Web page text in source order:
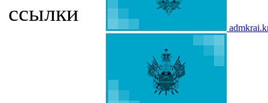
ссылки